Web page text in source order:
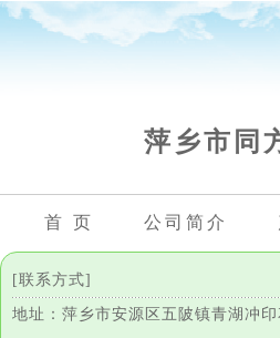
萍乡市同
首 页 公司简介
[联系方式]
地址：萍乡市安源区五陂镇青湖冲印